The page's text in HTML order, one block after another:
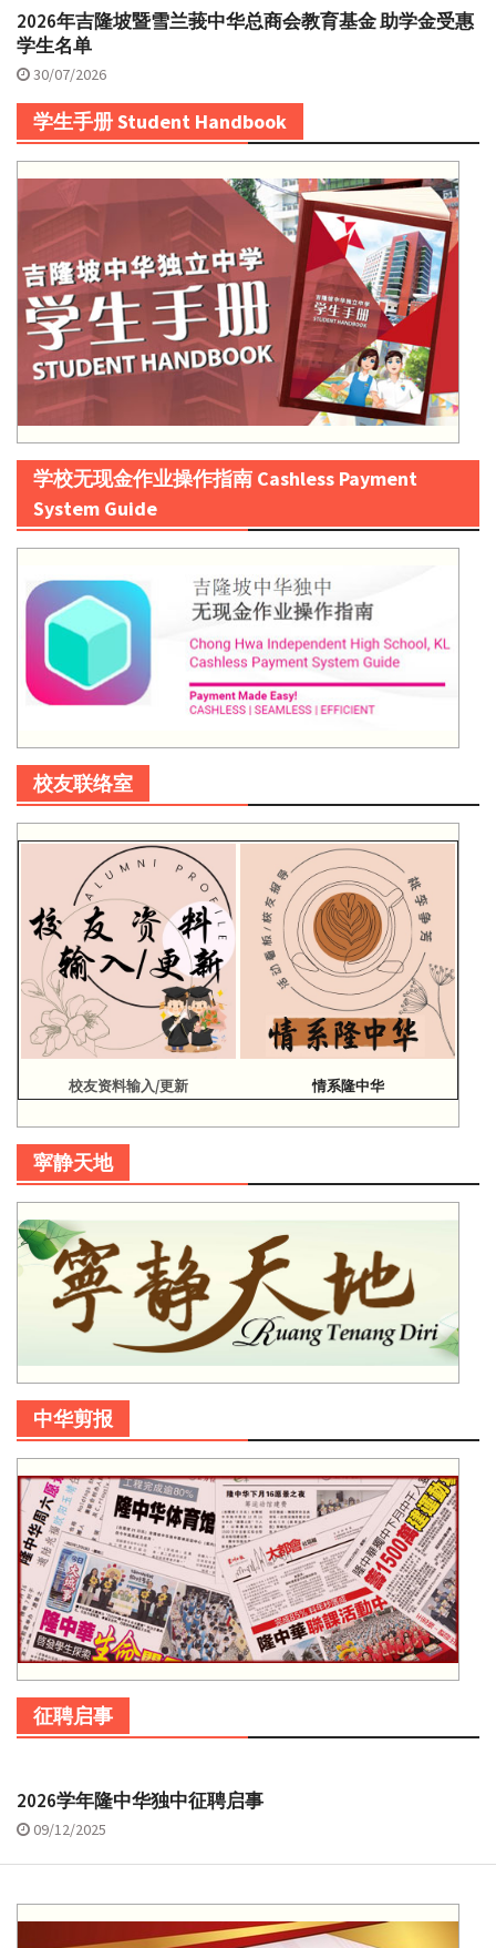
2026年吉隆坡暨雪兰莪中华总商会教育基金 助学金受惠
学生名单
30/07/2026
学生手册 Student Handbook
学校无现金作业操作指南 Cashless Payment
System Guide
校友联络室
校友资料输入/更新 情系隆中华
寜静天地
中华剪报
征聘启事
2026学年隆中华独中征聘启事
09/12/2025